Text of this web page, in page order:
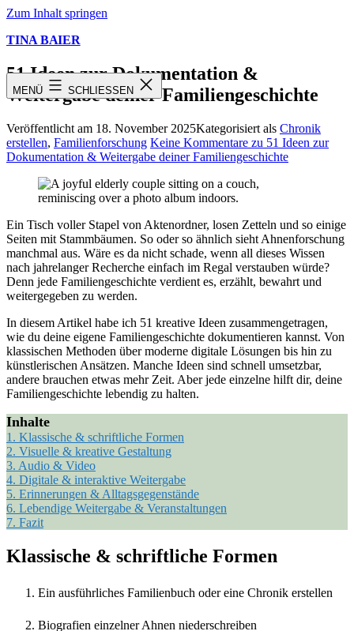
Zum Inhalt springen
TINA BAIER
MENÜ SCHLIESSEN
51 Ideen zur Dokumentation &
Weitergabe deiner Familiengeschichte
Veröffentlicht am 18. November 2025Kategorisiert als Chronik
erstellen, Familienforschung Keine Kommentare zu 51 Ideen zur
Dokumentation & Weitergabe deiner Familiengeschichte
Ein Tisch voller Stapel von Aktenordner, losen Zetteln und so einige
Seiten mit Stammbäumen. So oder so ähnlich sieht Ahnenforschung
manchmal aus. Wäre es da nicht schade, wenn all dieses Wissen
nach jahrelanger Recherche einfach im Regal verstauben würde?
Denn jede Familiengeschichte verdient es, erzählt, bewahrt und
weitergegeben zu werden.
In diesem Artikel habe ich 51 kreative Ideen zusammengetragen,
wie du deine eigene Familiengeschichte dokumentieren kannst. Von
klassischen Methoden über moderne digitale Lösungen bis hin zu
künstlerischen Ansätzen. Manche Ideen sind schnell umsetzbar,
andere brauchen etwas mehr Zeit. Aber jede einzelne hilft dir, deine
Familiengeschichte lebendig zu halten.
Inhalte
1. Klassische & schriftliche Formen
2. Visuelle & kreative Gestaltung
3. Audio & Video
4. Digitale & interaktive Weitergabe
5. Erinnerungen & Alltagsgegenstände
6. Lebendige Weitergabe & Veranstaltungen
7. Fazit
Klassische & schriftliche Formen
Ein ausführliches Familienbuch oder eine Chronik erstellen
Biografien einzelner Ahnen niederschreiben